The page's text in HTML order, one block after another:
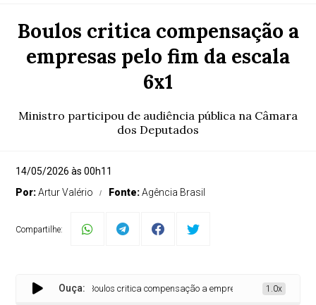
Boulos critica compensação a
empresas pelo fim da escala
6x1
Ministro participou de audiência pública na Câmara
dos Deputados
14/05/2026 às 00h11
Por:Artur Valério Fonte:Agência Brasil
Compartilhe:
Ouça:Boulos critica compensação a empresas pelo fim da escala
1.0x